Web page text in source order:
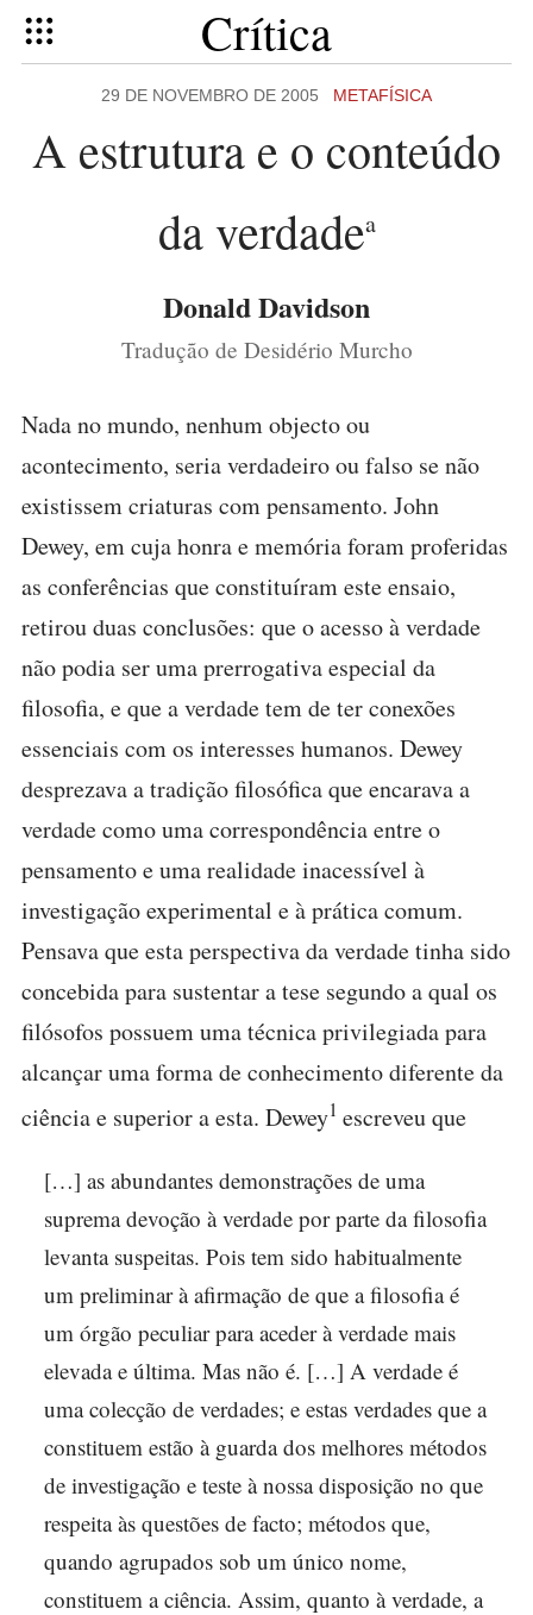
Crítica
29 DE NOVEMBRO DE 2005 METAFÍSICA
A estrutura e o conteúdo
da verdadea
Donald Davidson
Tradução de Desidério Murcho
Nada no mundo, nenhum objecto ou
acontecimento, seria verdadeiro ou falso se não
existissem criaturas com pensamento. John
Dewey, em cuja honra e memória foram proferidas
as conferências que constituíram este ensaio,
retirou duas conclusões: que o acesso à verdade
não podia ser uma prerrogativa especial da
filosofia, e que a verdade tem de ter conexões
essenciais com os interesses humanos. Dewey
desprezava a tradição filosófica que encarava a
verdade como uma correspondência entre o
pensamento e uma realidade inacessível à
investigação experimental e à prática comum.
Pensava que esta perspectiva da verdade tinha sido
concebida para sustentar a tese segundo a qual os
filósofos possuem uma técnica privilegiada para
alcançar uma forma de conhecimento diferente da
ciência e superior a esta. Dewey1 escreveu que
[…] as abundantes demonstrações de uma
suprema devoção à verdade por parte da filosofia
levanta suspeitas. Pois tem sido habitualmente
um preliminar à afirmação de que a filosofia é
um órgão peculiar para aceder à verdade mais
elevada e última. Mas não é. […] A verdade é
uma colecção de verdades; e estas verdades que a
constituem estão à guarda dos melhores métodos
de investigação e teste à nossa disposição no que
respeita às questões de facto; métodos que,
quando agrupados sob um único nome,
constituem a ciência. Assim, quanto à verdade, a